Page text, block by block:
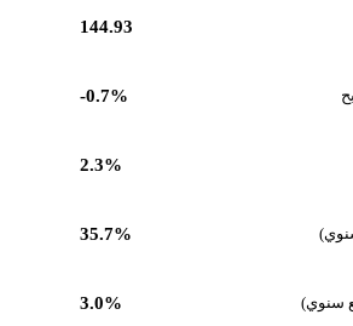
144.93
-0.7%
2.3%
35.7%
سنوي) 3.0%